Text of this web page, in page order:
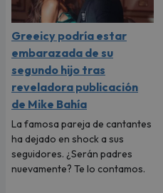
Greeicy podría estar
embarazada de su
segundo hijo tras
reveladora publicación
de Mike Bahía
La famosa pareja de cantantes
ha dejado en shock a sus
seguidores. ¿Serán padres
nuevamente? Te lo contamos.